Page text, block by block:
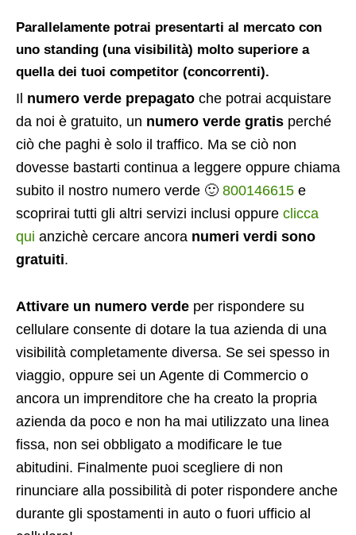
Parallelamente potrai presentarti al mercato con
uno standing (una visibilità) molto superiore a
quella dei tuoi competitor (concorrenti).
Il numero verde prepagato che potrai acquistare
da noi è gratuito, un numero verde gratis perché
ciò che paghi è solo il traffico. Ma se ciò non
dovesse bastarti continua a leggere oppure chiama
subito il nostro numero verde 🙂 800146615 e
scoprirai tutti gli altri servizi inclusi oppure clicca
qui anzichè cercare ancora numeri verdi sono
gratuiti.
Attivare un numero verde per rispondere su
cellulare consente di dotare la tua azienda di una
visibilità completamente diversa. Se sei spesso in
viaggio, oppure sei un Agente di Commercio o
ancora un imprenditore che ha creato la propria
azienda da poco e non ha mai utilizzato una linea
fissa, non sei obbligato a modificare le tue
abitudini. Finalmente puoi scegliere di non
rinunciare alla possibilità di poter rispondere anche
durante gli spostamenti in auto o fuori ufficio al